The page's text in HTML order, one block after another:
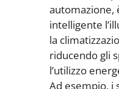
automazione,
intelligente
la
riducendo gli
l’utilizzo
Ad esempio, i